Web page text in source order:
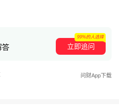
答 立即追问
99%的人选择
问财App下载